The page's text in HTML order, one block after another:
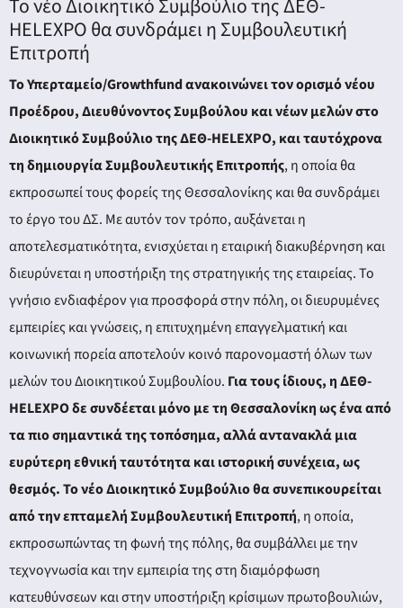
Το νέο Διοικητικό Συμβούλιο της ΔΕΘ-
HELEXPO θα συνδράμει η Συμβουλευτική
Επιτροπή
Το Υπερταμείο/Growthfund ανακοινώνει τον ορισμό νέου
Προέδρου, Διευθύνοντος Συμβούλου και νέων μελών στο
Διοικητικό Συμβούλιο της ΔΕΘ-HELEXPO, και ταυτόχρονα
τη δημιουργία Συμβουλευτικής Επιτροπής, η οποία θα
εκπροσωπεί τους φορείς της Θεσσαλονίκης και θα συνδράμει
το έργο του ΔΣ. Με αυτόν τον τρόπο, αυξάνεται η
αποτελεσματικότητα, ενισχύεται η εταιρική διακυβέρνηση και
διευρύνεται η υποστήριξη της στρατηγικής της εταιρείας. Το
γνήσιο ενδιαφέρον για προσφορά στην πόλη, οι διευρυμένες
εμπειρίες και γνώσεις, η επιτυχημένη επαγγελματική και
κοινωνική πορεία αποτελούν κοινό παρονομαστή όλων των
μελών του Διοικητικού Συμβουλίου. Για τους ίδιους, η ΔΕΘ-
HELEXPO δε συνδέεται μόνο με τη Θεσσαλονίκη ως ένα από
τα πιο σημαντικά της τοπόσημα, αλλά αντανακλά μια
ευρύτερη εθνική ταυτότητα και ιστορική συνέχεια, ως
θεσμός. Το νέο Διοικητικό Συμβούλιο θα συνεπικουρείται
από την επταμελή Συμβουλευτική Επιτροπή, η οποία,
εκπροσωπώντας τη φωνή της πόλης, θα συμβάλλει με την
τεχνογνωσία και την εμπειρία της στη διαμόρφωση
κατευθύνσεων και στην υποστήριξη κρίσιμων πρωτοβουλιών,